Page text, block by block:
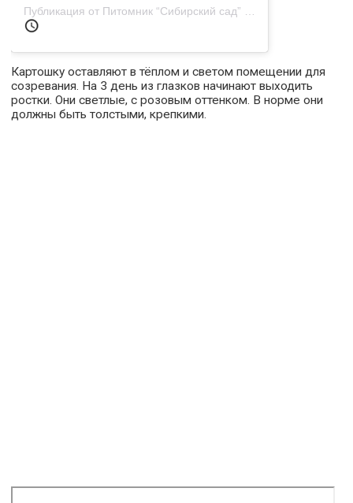
Публикация от Питомник “Сибирский сад” (@pitomnik_sibirskiy_sad)
Картошку оставляют в тёплом и светом помещении для
созревания. На 3 день из глазков начинают выходить
ростки. Они светлые, с розовым оттенком. В норме они
должны быть толстыми, крепкими.